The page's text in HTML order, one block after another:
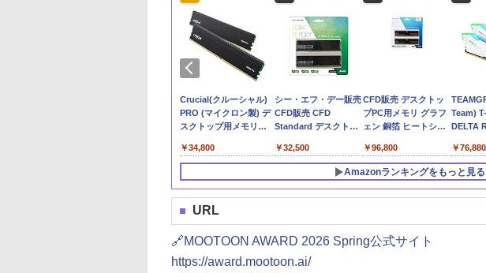
部下としてのAI 世界
一流エンジニアの進化
術
￥1,870
深層学習教科書 ディー
プラーニング G検定
（ジェネラリスト）公
(EXAMPRESS)
￥3,080
テクノロジカル・リパ
ブリック 国家、軍事
力、テクノロジーの未
￥3,300
Claude
化術 (AI
ズ)
￥2,640
Claude 最強のAI自動
化術 (AI仕事術シリー
ズ)
￥2,640
Microsoft 365 Copilot
踏み込み活用術（でき
るビジネス）
￥2,200
徹底攻略ディープラー
ニングG検定ジェネラ
リスト問題集 第3版
￥2,750
Claude
間は1/
200%に
￥2,090
MSI GeForce RTX
5070 12G VENTUS 2X
OC グラフィックスボ
￥115,960
玄人志向 AMD Radeon
RX 9060 XT 搭載 グラ
フィックボード 16GB
正規品】 RD-
RX9060XT-E16GB/DF
￥61,851
MSI GeForce RTX
5070 Ti 16G GAMING
TRIO OC WHITE グラ
VD9040
￥192,154
MSI
5060 Ti
2X OC
￥69,900
Crucial(クルーシャル)
PRO (マイクロン製) デ
スクトップ用メモリ
メーカー制限付無期限
保証
CP2K16G4DFRA32A【国
￥34,800
シー・エフ・デー販売
CFD販売 CFD
Standard デスクトッ
3200 (PC4-25600)
16GB×2枚 288pin
DIMM 相性保証
￥32,500
CFD販売 デスクトッ
プPC用メモリ グラフ
ェン 銅箔 ヒートシン
32GB×2枚 (64GB) 相
性保証 288pin シー・
エフ・デー販売 CFD
￥96,800
Team)
DELTA
48000
メモリ
￥76,880
Amazonランキングをもっと見る
URL
🔗MOOTOON AWARD 2026 Spring公式サイト
https://award.mootoon.ai/